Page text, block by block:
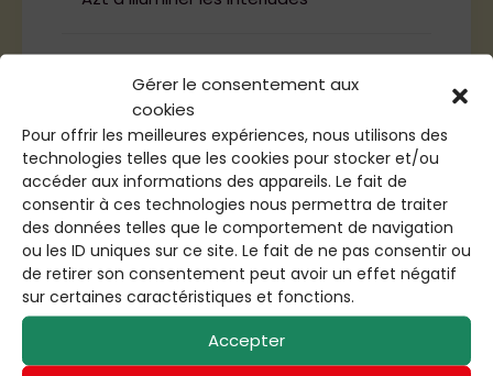
Gérer le consentement aux
cookies
Pour offrir les meilleures expériences, nous utilisons des
technologies telles que les cookies pour stocker et/ou
accéder aux informations des appareils. Le fait de
consentir à ces technologies nous permettra de traiter
des données telles que le comportement de navigation
ou les ID uniques sur ce site. Le fait de ne pas consentir ou
de retirer son consentement peut avoir un effet négatif
sur certaines caractéristiques et fonctions.
Accepter